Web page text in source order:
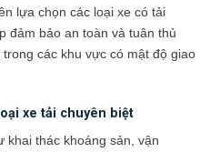
lựa chọn các loại xe có tải
đảm bảo an toàn và tuân thủ
các khu vực có mật độ giao
xe tải chuyên biệt
thác khoáng sản, vận